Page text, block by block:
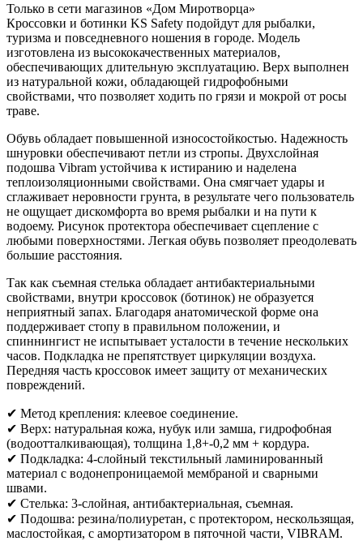
Только в сети магазинов «Дом Миротворца»
Кроссовки и ботинки KS Safety подойдут для рыбалки,
туризма и повседневного ношения в городе. Модель
изготовлена из высококачественных материалов,
обеспечивающих длительную эксплуатацию. Верх выполнен
из натуральной кожи, обладающей гидрофобными
свойствами, что позволяет ходить по грязи и мокрой от росы
траве.
Обувь обладает повышенной износостойкостью. Надежность
шнуровки обеспечивают петли из стропы. Двухслойная
подошва Vibram устойчива к истиранию и наделена
теплоизоляционными свойствами. Она смягчает удары и
сглаживает неровности грунта, в результате чего пользователь
не ощущает дискомфорта во время рыбалки и на пути к
водоему. Рисунок протектора обеспечивает сцепление с
любыми поверхностями. Легкая обувь позволяет преодолевать
большие расстояния.
Так как съемная стелька обладает антибактериальными
свойствами, внутри кроссовок (ботинок) не образуется
неприятный запах. Благодаря анатомической форме она
поддерживает стопу в правильном положении, и
спиннингист не испытывает усталости в течение нескольких
часов. Подкладка не препятствует циркуляции воздуха.
Передняя часть кроссовок имеет защиту от механических
повреждений.
✔ Метод крепления: клеевое соединение.
✔ Верх: натуральная кожа, нубук или замша, гидрофобная
(водоотталкивающая), толщина 1,8+-0,2 мм + кордура.
✔ Подкладка: 4-слойный текстильный ламинированный
материал с водонепроницаемой мембраной и сварными
швами.
✔ Стелька: 3-слойная, антибактериальная, съемная.
✔ Подошва: резина/полиуретан, с протектором, нескользящая,
маслостойкая, с амортизатором в пяточной части, VIBRAM.